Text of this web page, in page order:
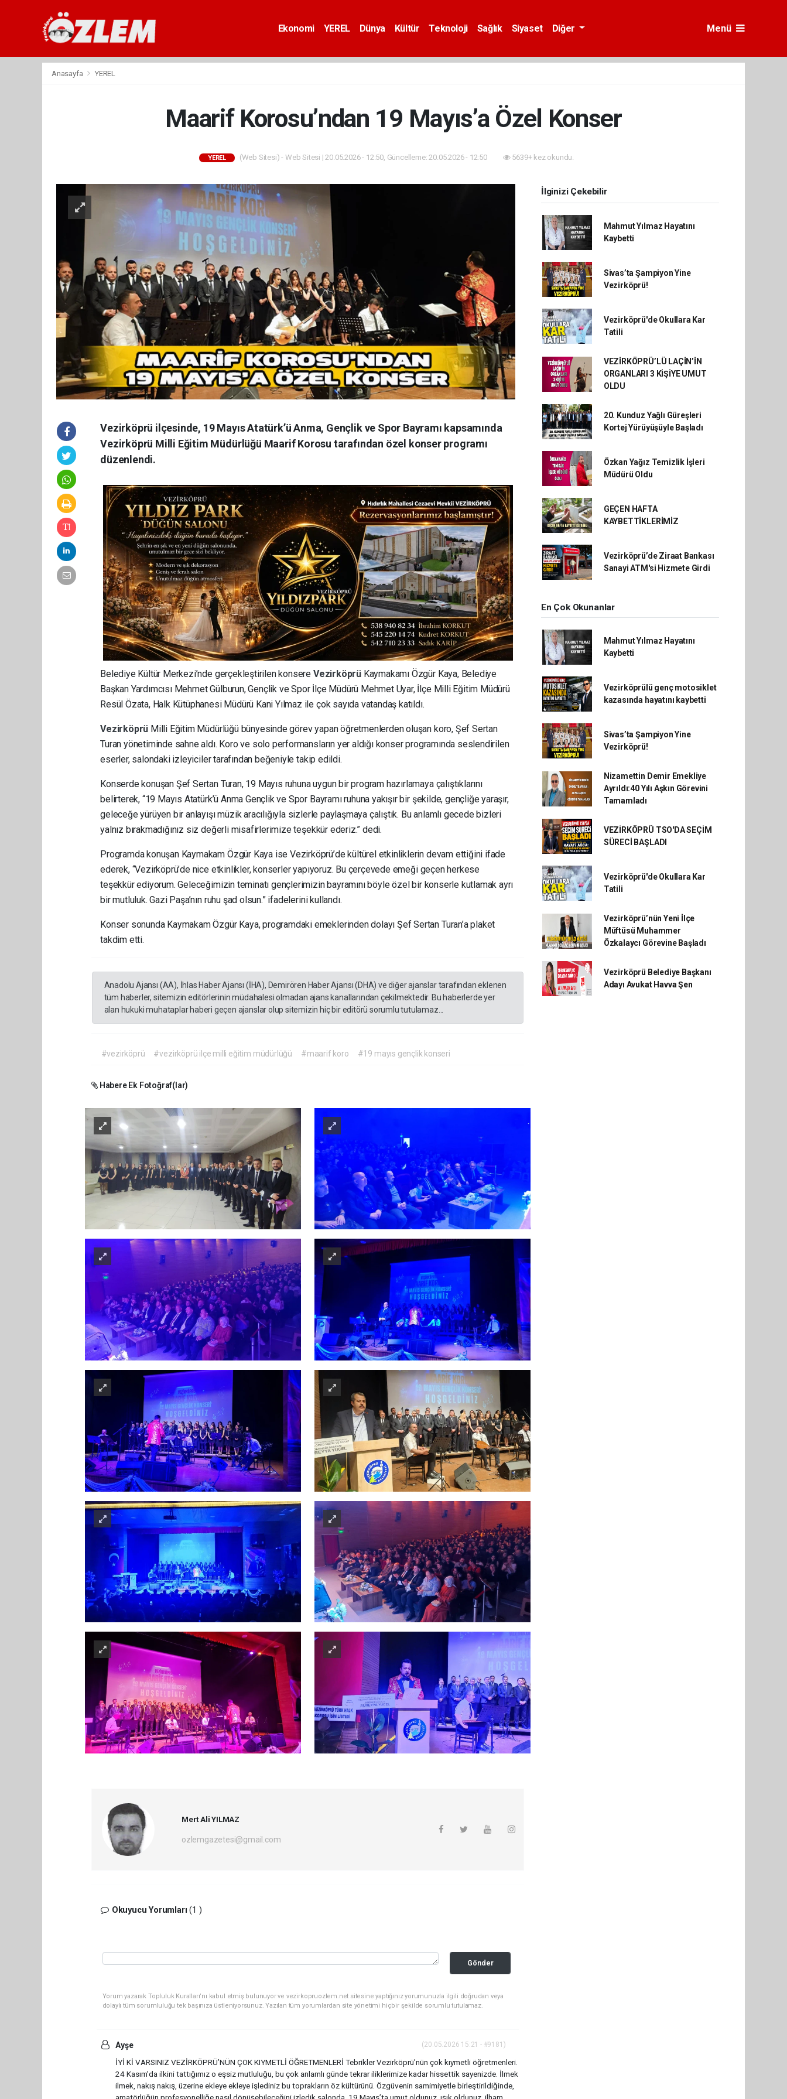
Ekonomi YEREL Dünya Kültür Teknoloji Sağlık Siyaset Diğer Menü
Anasayfa YEREL
Maarif Korosu’ndan 19 Mayıs’a Özel Konser
YEREL (Web Sitesi) - Web Sitesi | 20.05.2026 - 12:50, Güncelleme: 20.05.2026 - 12:50 5639+ kez okundu.
Vezirköprü ilçesinde, 19 Mayıs Atatürk’ü Anma, Gençlik ve Spor Bayramı kapsamında
Vezirköprü Milli Eğitim Müdürlüğü Maarif Korosu tarafından özel konser programı
düzenlendi.
Belediye Kültür Merkezi’nde gerçekleştirilen konsere Vezirköprü Kaymakamı Özgür Kaya, Belediye
Başkan Yardımcısı Mehmet Gülburun, Gençlik ve Spor İlçe Müdürü Mehmet Uyar, İlçe Milli Eğitim Müdürü
Resül Özata, Halk Kütüphanesi Müdürü Kani Yılmaz ile çok sayıda vatandaş katıldı.
Vezirköprü Milli Eğitim Müdürlüğü bünyesinde görev yapan öğretmenlerden oluşan koro, Şef Sertan
Turan yönetiminde sahne aldı. Koro ve solo performansların yer aldığı konser programında seslendirilen
eserler, salondaki izleyiciler tarafından beğeniyle takip edildi.
Konserde konuşan Şef Sertan Turan, 19 Mayıs ruhuna uygun bir program hazırlamaya çalıştıklarını
belirterek, “19 Mayıs Atatürk’ü Anma Gençlik ve Spor Bayramı ruhuna yakışır bir şekilde, gençliğe yaraşır,
geleceğe yürüyen bir anlayışı müzik aracılığıyla sizlerle paylaşmaya çalıştık. Bu anlamlı gecede bizleri
yalnız bırakmadığınız siz değerli misafirlerimize teşekkür ederiz.” dedi.
Programda konuşan Kaymakam Özgür Kaya ise Vezirköprü’de kültürel etkinliklerin devam ettiğini ifade
ederek, “Vezirköprü’de nice etkinlikler, konserler yapıyoruz. Bu çerçevede emeği geçen herkese
teşekkür ediyorum. Geleceğimizin teminatı gençlerimizin bayramını böyle özel bir konserle kutlamak ayrı
bir mutluluk. Gazi Paşa’nın ruhu şad olsun.” ifadelerini kullandı.
Konser sonunda Kaymakam Özgür Kaya, programdaki emeklerinden dolayı Şef Sertan Turan’a plaket
takdim etti.
Anadolu Ajansı (AA), İhlas Haber Ajansı (İHA), Demirören Haber Ajansı (DHA) ve diğer ajanslar tarafından eklenen
tüm haberler, sitemizin editörlerinin müdahalesi olmadan ajans kanallarından çekilmektedir. Bu haberlerde yer
alan hukuki muhataplar haberi geçen ajanslar olup sitemizin hiç bir editörü sorumlu tutulamaz...
#vezirköprü #vezirköprü ilçe milli eğitim müdürlüğü #maarif koro #19 mayıs gençlik konseri
Habere Ek Fotoğraf(lar)
Mert Ali YILMAZ
ozlemgazetesi@gmail.com
Okuyucu Yorumları(1 )
Gönder
Yorum yazarak Topluluk Kuralları’nı kabul etmiş bulunuyor ve vezirkopruozlem.net sitesine yaptığınız yorumunuzla ilgili doğrudan veya
dolaylı tüm sorumluluğu tek başınıza üstleniyorsunuz. Yazılan tüm yorumlardan site yönetimi hiçbir şekilde sorumlu tutulamaz.
Ayşe (20.05.2026 15:21 - #9181)
İYİ Kİ VARSINIZ VEZİRKÖPRÜ’NÜN ÇOK KIYMETLİ ÖĞRETMENLERİ Tebrikler Vezirköprü’nün çok kıymetli öğretmenleri.
24 Kasım’da ilkini tattığımız o eşsiz mutluluğu, bu çok anlamlı günde tekrar iliklerimize kadar hissettik sayenizde. İlmek
ilmek, nakış nakış, üzerine ekleye ekleye işlediniz bu toprakların öz kültürünü. Özgüvenin samimiyetle birleştirildiğinde,
İlginizi Çekebilir
Mahmut Yılmaz Hayatını
Kaybetti
Sivas’ta Şampiyon Yine
Vezirköprü!
Vezirköprü'de Okullara Kar
Tatili
VEZİRKÖPRÜ’LÜ LAÇİN’İN
ORGANLARI 3 KİŞİYE UMUT
OLDU
20. Kunduz Yağlı Güreşleri
Kortej Yürüyüşüyle Başladı
Özkan Yağız Temizlik İşleri
Müdürü Oldu
GEÇEN HAFTA
KAYBETTİKLERİMİZ
Vezirköprü’de Ziraat Bankası
Sanayi ATM'si Hizmete Girdi
En Çok Okunanlar
Mahmut Yılmaz Hayatını
Kaybetti
Vezirköprülü genç motosiklet
kazasında hayatını kaybetti
Sivas’ta Şampiyon Yine
Vezirköprü!
Nizamettin Demir Emekliye
Ayrıldı:40 Yılı Aşkın Görevini
Tamamladı
VEZİRKÖPRÜ TSO'DA SEÇİM
SÜRECİ BAŞLADI
Vezirköprü'de Okullara Kar
Tatili
Vezirköprü’nün Yeni İlçe
Müftüsü Muhammer
Özkalaycı Görevine Başladı
Vezirköprü Belediye Başkanı
Adayı Avukat Havva Şen